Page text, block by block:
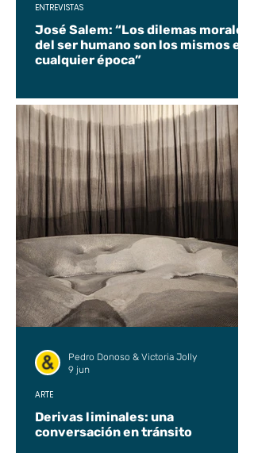
José Salem: “Los dilemas morales
del ser humano son los mismos en
cualquier época”
ENTREVISTAS
Derivas liminales: una
conversación en tránsito
ARTE
Pedro Donoso & Victoria Jolly
9 jun